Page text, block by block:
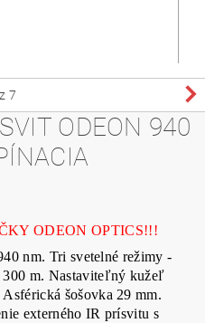
z 7
ODEON 940
ODEON OPTICS!!!
nm. Tri svetelné režimy -
m. Nastaviteľný kužeľ
šošovka 29 mm.
externého IR prísvitu s